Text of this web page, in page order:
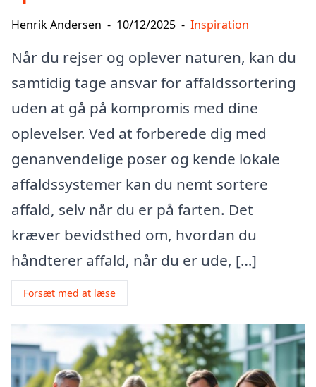
Henrik Andersen - 10/12/2025 - Inspiration
Når du rejser og oplever naturen, kan du
samtidig tage ansvar for affaldssortering
uden at gå på kompromis med dine
oplevelser. Ved at forberede dig med
genanvendelige poser og kende lokale
affaldssystemer kan du nemt sortere
affald, selv når du er på farten. Det
kræver bevidsthed om, hvordan du
håndterer affald, når du er ude, […]
Forsæt med at læse